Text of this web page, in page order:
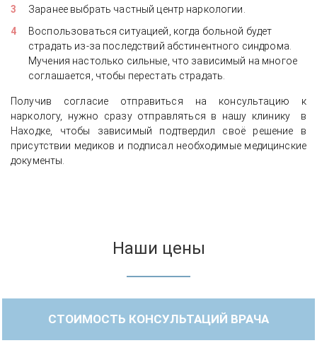
Заранее выбрать частный центр наркологии.
Воспользоваться ситуацией, когда больной будет
страдать из-за последствий абстинентного синдрома.
Мучения настолько сильные, что зависимый на многое
соглашается, чтобы перестать страдать.
Получив согласие отправиться на консультацию к
наркологу, нужно сразу отправляться в нашу клинику в
Находке, чтобы зависимый подтвердил своё решение в
присутствии медиков и подписал необходимые медицинские
документы.
Наши цены
СТОИМОСТЬ КОНСУЛЬТАЦИЙ ВРАЧА